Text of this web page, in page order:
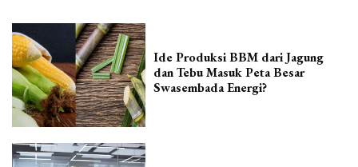
Ide Produksi BBM dari Jagung
dan Tebu Masuk Peta Besar
Swasembada Energi?